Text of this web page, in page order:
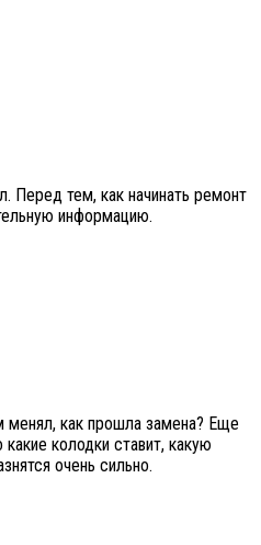
Перед тем, как начинать ремонт
информацию.
менял, как прошла замена? Еще
колодки ставит, какую
очень сильно.